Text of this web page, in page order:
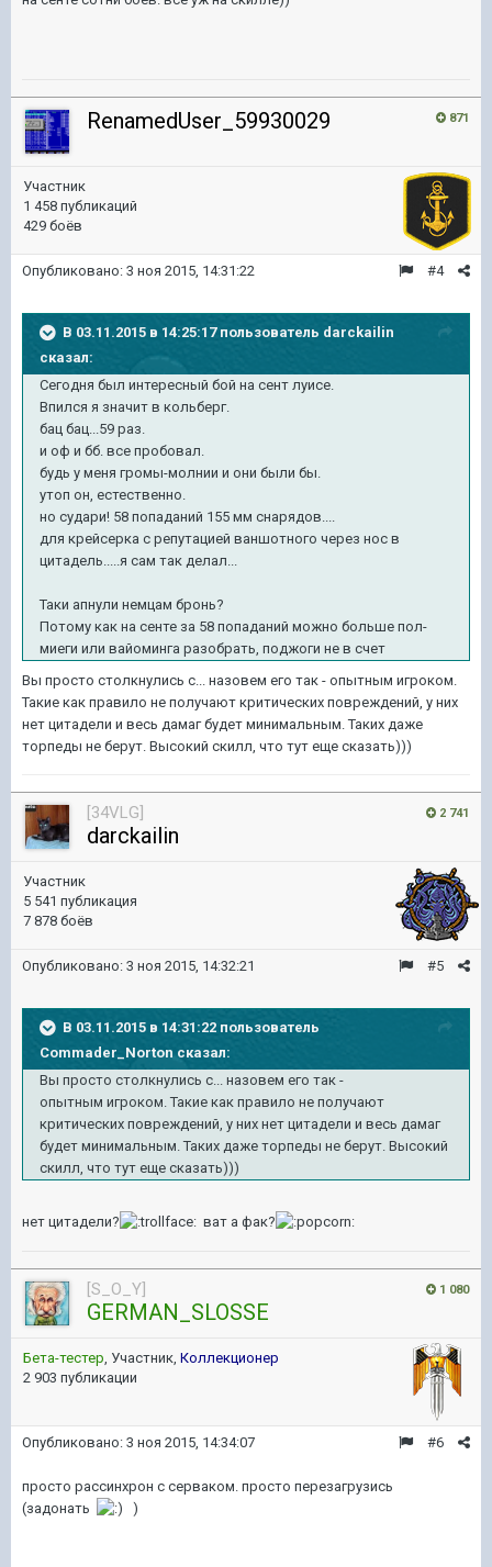
871
RenamedUser_59930029
Участник
1 458 публикаций
429 боёв
#4
Опубликовано: 3 ноя 2015, 14:31:22
В 03.11.2015 в 14:25:17 пользователь darckailin
сказал:
Сегодня был интересный бой на сент луисе.
Впился я значит в кольберг.
бац бац...59 раз.
и оф и бб. все пробовал.
будь у меня громы-молнии и они были бы.
утоп он, естественно.
но судари! 58 попаданий 155 мм снарядов....
для крейсерка с репутацией ваншотного через нос в
цитадель.....я сам так делал...
Таки апнули немцам бронь?
Потому как на сенте за 58 попаданий можно больше пол-
миеги или вайоминга разобрать, поджоги не в счет
Вы просто столкнулись с... назовем его так - опытным игроком.
Такие как правило не получают критических повреждений, у них
нет цитадели и весь дамаг будет минимальным. Таких даже
торпеды не берут. Высокий скилл, что тут еще сказать)))
2 741
[34VLG]
darckailin
Участник
5 541 публикация
7 878 боёв
#5
Опубликовано: 3 ноя 2015, 14:32:21
В 03.11.2015 в 14:31:22 пользователь
Commader_Norton сказал:
Вы просто столкнулись с... назовем его так -
опытным игроком. Такие как правило не получают
критических повреждений, у них нет цитадели и весь дамаг
будет минимальным. Таких даже торпеды не берут. Высокий
скилл, что тут еще сказать)))
нет цитадели? ват а фак?
1 080
[S_O_Y]
GERMAN_SLOSSE
Бета-тестер , Участник, Коллекционер
2 903 публикации
#6
Опубликовано: 3 ноя 2015, 14:34:07
просто рассинхрон с серваком. просто перезагрузись
(задонать
)